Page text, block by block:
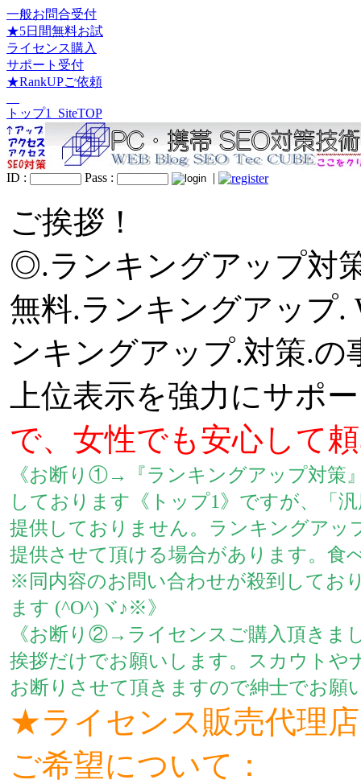
一般お問合受付
★5日間無料お試
ライセンス購入
サポート受付
★RankUPご依頼
トップ1_SiteTOP
ID : Pass : |
ご挨拶！
◎.ランキングアップ対
無料.ランキングアップ.
ンキングアップ.対策.
上位表示を強力にサ
で、女性でも安心して
《お断り①→『ランキングアップ対策
しております《トップ1》ですが、「
提供しておりません。ランキングアッ
提供させて頂ける場合があります。
※同内容のお問い合わせが殺到してお
ます (^O^)ヾ♪※》
《お断り②→ライセンスご購入頂きま
挨拶だけでお願いします。スカウトや
お断りさせて頂きますので紳士でお願
★ライセンス販売代理
ご希望について：